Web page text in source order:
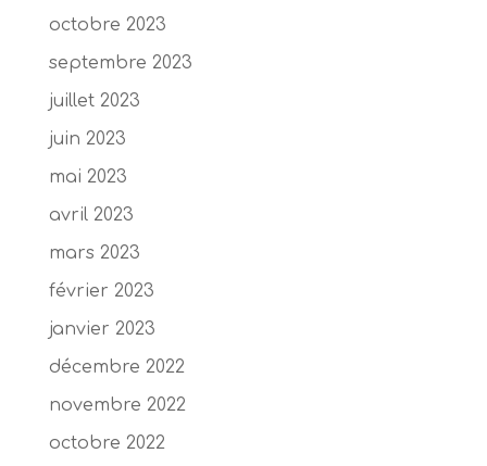
octobre 2023
septembre 2023
juillet 2023
juin 2023
mai 2023
avril 2023
mars 2023
février 2023
janvier 2023
décembre 2022
novembre 2022
octobre 2022